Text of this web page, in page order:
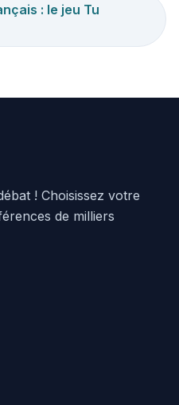
: le jeu Tu
! Choisissez votre
de milliers